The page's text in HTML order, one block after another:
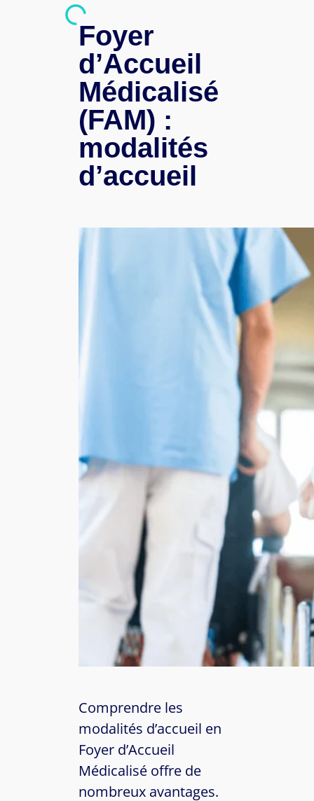
Foyer
d’Accueil
Médicalisé
(FAM) :
modalités
d’accueil
Comprendre les
modalités d’accueil en
Foyer d’Accueil
Médicalisé offre de
nombreux avantages.